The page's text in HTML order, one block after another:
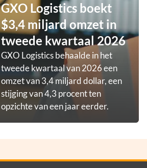
GXO Logistics boekt
$3,4 miljard omzet in
tweede kwartaal 2026
GXO Logistics behaalde in het
tweede kwartaal van 2026 een
omzet van 3,4 miljard dollar, een
stijging van 4,3 procent ten
opzichte van een jaar eerder.